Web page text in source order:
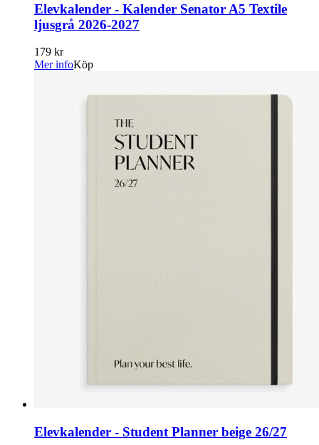
Elevkalender - Kalender Senator A5 Textile
ljusgrå 2026-2027
179 kr
Mer infoKöp
Elevkalender - Student Planner beige 26/27